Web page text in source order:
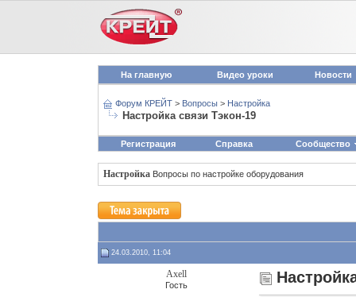
На главную Видео уроки Новости
Форум КРЕЙТ > Вопросы > Настройка
Настройка связи Тэкон-19
Регистрация Справка Сообщество
Настройка Вопросы по настройке оборудования
24.03.2010, 11:04
Axell
Гость